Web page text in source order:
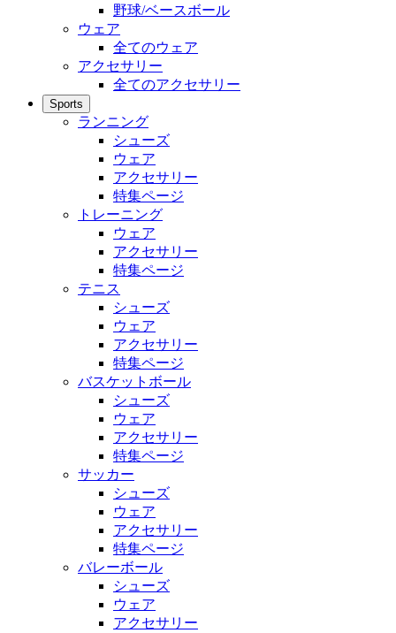
野球/ベースボール
ウェア
全てのウェア
アクセサリー
全てのアクセサリー
Sports
ランニング
シューズ
ウェア
アクセサリー
特集ページ
トレーニング
ウェア
アクセサリー
特集ページ
テニス
シューズ
ウェア
アクセサリー
特集ページ
バスケットボール
シューズ
ウェア
アクセサリー
特集ページ
サッカー
シューズ
ウェア
アクセサリー
特集ページ
バレーボール
シューズ
ウェア
アクセサリー